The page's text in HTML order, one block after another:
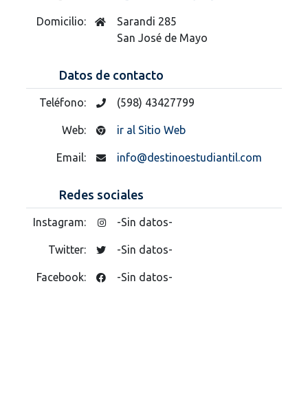
Domicilio:
Sarandi 285
San José de Mayo
Datos de contacto
Teléfono: (598) 43427799
Web: ir al Sitio Web
Email: info@destinoestudiantil.com
Redes sociales
Instagram: -Sin datos-
Twitter: -Sin datos-
Facebook: -Sin datos-